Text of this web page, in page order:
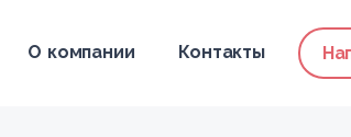
О компании Контакты